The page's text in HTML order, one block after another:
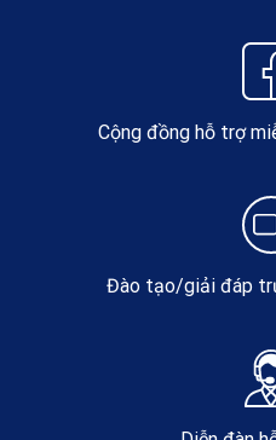
Cộng đồng hỗ trợ
Đào tạo/giải đáp